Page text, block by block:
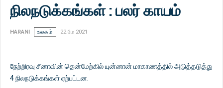
நிலநடுக்கங்கள் : பலர் காயம்
HARANI உலகம் 22 மே 2021
நேற்றிரவு சீனாவின் தென்மேற்கில் யுன்னான் மாகாணத்தில் அடுத்தடுத்து
4 நிலநடுக்கங்கள் ஏற்பட்டன.